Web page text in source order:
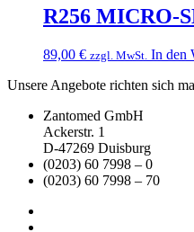
R256 MICRO-
89,00 € zzgl. MwSt. In den
Unsere Angebote richten sich
Zantomed GmbH
Ackerstr. 1
D-47269 Duisburg
(0203) 60 7998 – 0
(0203) 60 7998 – 70